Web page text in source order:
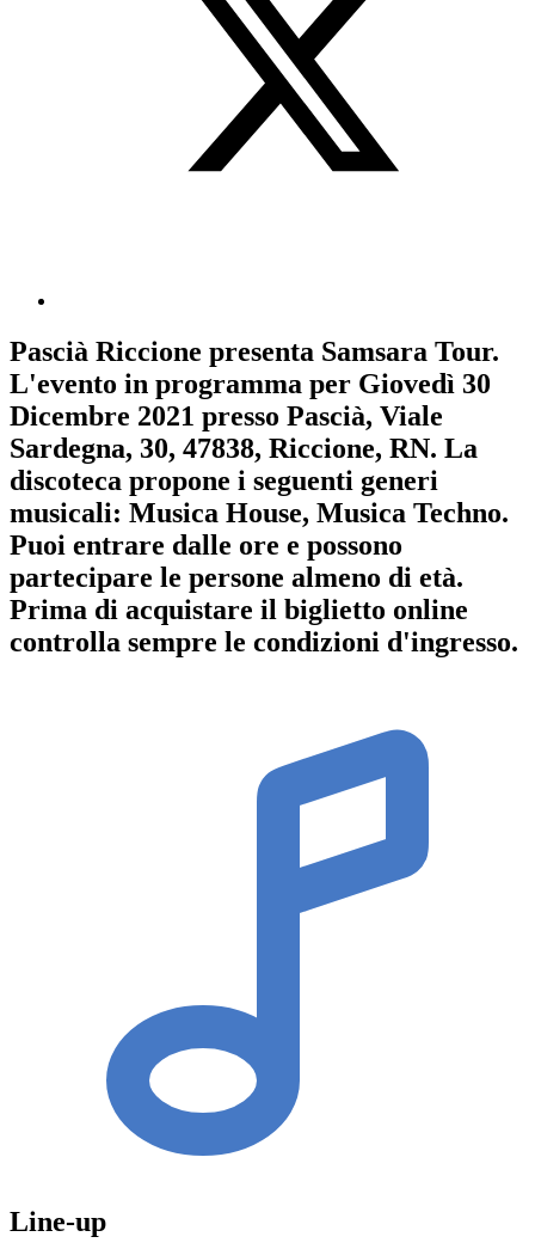
Pascià Riccione presenta Samsara Tour.
L'evento in programma per Giovedì 30
Dicembre 2021 presso Pascià, Viale
Sardegna, 30, 47838, Riccione, RN. La
discoteca propone i seguenti generi
musicali: Musica House, Musica Techno.
Puoi entrare dalle ore e possono
partecipare le persone almeno di età.
Prima di acquistare il biglietto online
controlla sempre le condizioni d'ingresso.
Line-up